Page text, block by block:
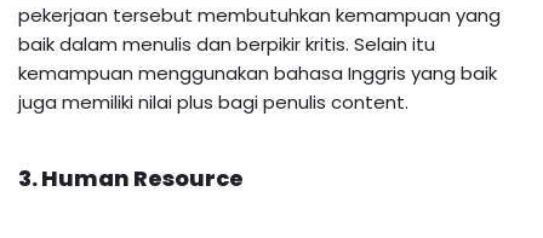
pekerjaan tersebut membutuhkan kemampuan yang
baik dalam menulis dan berpikir kritis. Selain itu
kemampuan menggunakan bahasa Inggris yang baik
juga memiliki nilai plus bagi penulis content.
3. Human Resource